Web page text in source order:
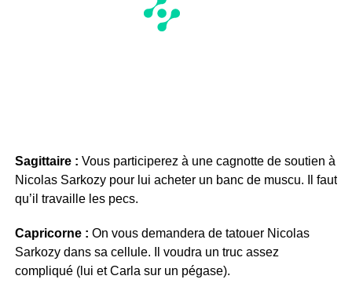
Sagittaire : Vous participerez à une cagnotte de soutien à
Nicolas Sarkozy pour lui acheter un banc de muscu. Il faut
qu’il travaille les pecs.
Capricorne : On vous demandera de tatouer Nicolas
Sarkozy dans sa cellule. Il voudra un truc assez
compliqué (lui et Carla sur un pégase).